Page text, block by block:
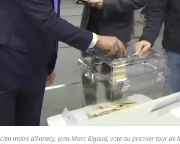
maire d'Annecy, Jean-Marc Rigaud, vote au premier tour de